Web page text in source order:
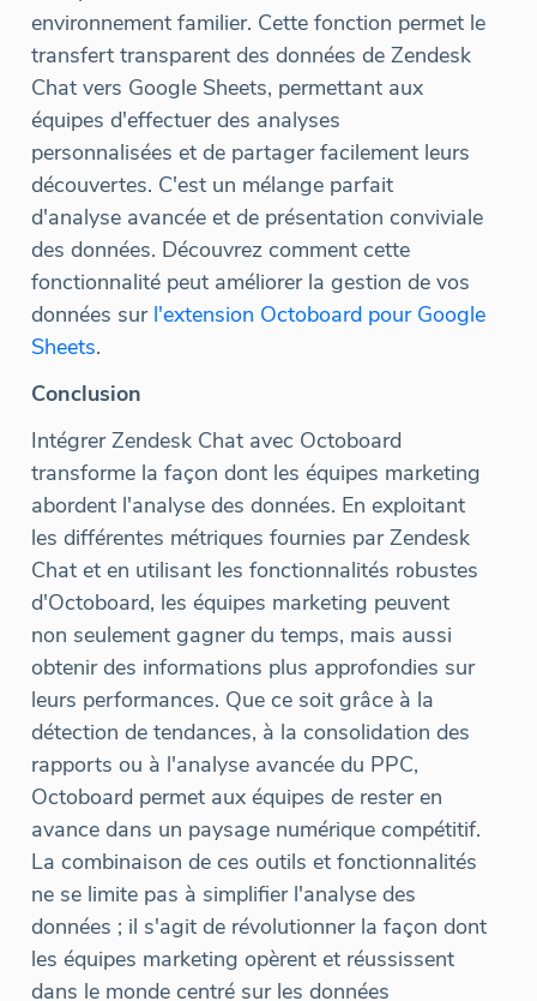
environnement familier. Cette fonction permet le
transfert transparent des données de Zendesk
Chat vers Google Sheets, permettant aux
équipes d'effectuer des analyses
personnalisées et de partager facilement leurs
découvertes. C'est un mélange parfait
d'analyse avancée et de présentation conviviale
des données. Découvrez comment cette
fonctionnalité peut améliorer la gestion de vos
données sur l'extension Octoboard pour Google
Sheets.
Conclusion
Intégrer Zendesk Chat avec Octoboard
transforme la façon dont les équipes marketing
abordent l'analyse des données. En exploitant
les différentes métriques fournies par Zendesk
Chat et en utilisant les fonctionnalités robustes
d'Octoboard, les équipes marketing peuvent
non seulement gagner du temps, mais aussi
obtenir des informations plus approfondies sur
leurs performances. Que ce soit grâce à la
détection de tendances, à la consolidation des
rapports ou à l'analyse avancée du PPC,
Octoboard permet aux équipes de rester en
avance dans un paysage numérique compétitif.
La combinaison de ces outils et fonctionnalités
ne se limite pas à simplifier l'analyse des
données ; il s'agit de révolutionner la façon dont
les équipes marketing opèrent et réussissent
dans le monde centré sur les données